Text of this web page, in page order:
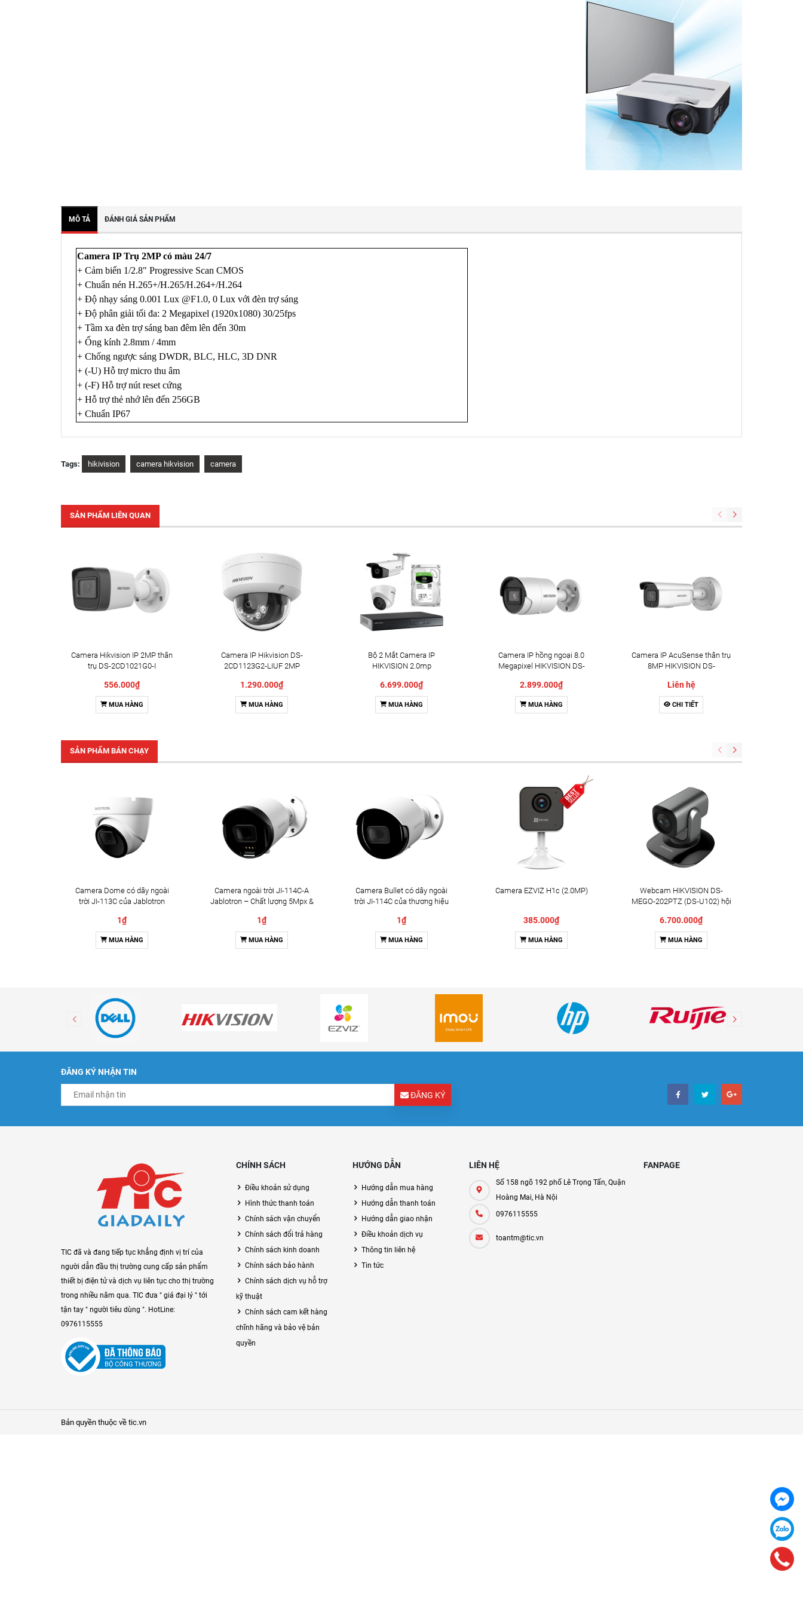
MÔ TẢ ĐÁNH GIÁ SẢN PHẨM
Camera IP Trụ 2MP có màu 24/7
+ Cảm biến 1/2.8" Progressive Scan CMOS
+ Chuẩn nén H.265+/H.265/H.264+/H.264
+ Độ nhạy sáng 0.001 Lux @F1.0, 0 Lux với đèn trợ sáng
+ Độ phân giải tối đa: 2 Megapixel (1920x1080) 30/25fps
+ Tầm xa đèn trợ sáng ban đêm lên đến 30m
+ Ống kính 2.8mm / 4mm
+ Chống ngược sáng DWDR, BLC, HLC, 3D DNR
+ (-U) Hỗ trợ micro thu âm
+ (-F) Hỗ trợ nút reset cứng
+ Hỗ trợ thẻ nhớ lên đến 256GB
+ Chuẩn IP67
Tags: hikivision camera hikvision camera
SẢN PHẨM LIÊN QUAN
Camera Hikvision IP 2MP thân
trụ DS-2CD1021G0-I
556.000₫
MUA HÀNG
Camera IP Hikvision DS-
2CD1123G2-LIUF 2MP
1.290.000₫
MUA HÀNG
Bộ 2 Mắt Camera IP
HIKVISION 2.0mp
6.699.000₫
MUA HÀNG
Camera IP hồng ngoại 8.0
Megapixel HIKVISION DS-
2.899.000₫
MUA HÀNG
Camera IP AcuSense thân trụ
8MP HIKVISION DS-
Liên hệ
CHI TIẾT
SẢN PHẨM BÁN CHẠY
Camera Dome có dây ngoài
trời JI-113C của Jablotron
1₫
MUA HÀNG
Camera ngoài trời JI-114C-A
Jablotron – Chất lượng 5Mpx &
1₫
MUA HÀNG
Camera Bullet có dây ngoài
trời JI-114C của thương hiệu
1₫
MUA HÀNG
Camera EZVIZ H1c (2.0MP)
385.000₫
MUA HÀNG
Webcam HIKVISION DS-
MEGO-202PTZ (DS-U102) hội
6.700.000₫
MUA HÀNG
ĐĂNG KÝ NHẬN TIN
ĐĂNG KÝ
TIC đã và đang tiếp tục khẳng định vị trí của
người dẫn đầu thị trường cung cấp sản phẩm
thiết bị điện tử và dịch vụ liên tục cho thị trường
trong nhiều năm qua. TIC đưa " giá đại lý " tới
tận tay " người tiêu dùng ". HotLine:
0976115555
CHÍNH SÁCH
Điều khoản sử dụng
Hình thức thanh toán
Chính sách vận chuyển
Chính sách đổi trả hàng
Chính sách kinh doanh
Chính sách bảo hành
Chính sách dịch vụ hỗ trợ
kỹ thuật
Chính sách cam kết hàng
chĩnh hãng và bảo vệ bản
quyền
HƯỚNG DẪN
Hướng dẫn mua hàng
Hướng dẫn thanh toán
Hướng dẫn giao nhận
Điều khoản dịch vụ
Thông tin liên hệ
Tin tức
LIÊN HỆ
Số 158 ngõ 192 phố Lê Trọng Tấn, Quận
Hoàng Mai, Hà Nội
0976115555
toantm@tic.vn
FANPAGE
Bản quyền thuộc về tic.vn